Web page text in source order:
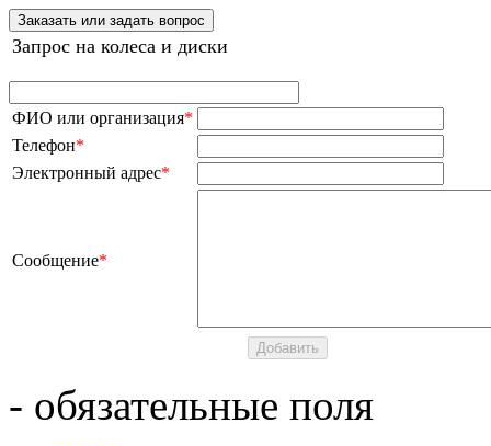
Заказать или задать вопрос
Запрос на колеса и диски
ФИО или организация*
Телефон*
Электронный адрес*
Сообщение*
- обязательные поля